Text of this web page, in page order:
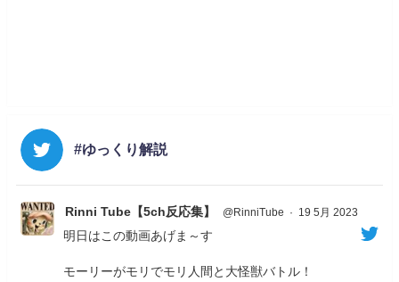
#ゆっくり解説
Rinni Tube【5ch反応集】 @RinniTube · 19 5月 2023
明日はこの動画あげま～す
モーリーがモリでモリ人間と大怪獣バトル！